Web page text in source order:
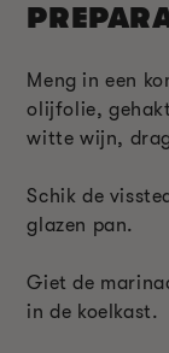
Meng in een
olijfolie,
witte wijn,
Schik de
glazen pan.
Giet de
in de koelkast.